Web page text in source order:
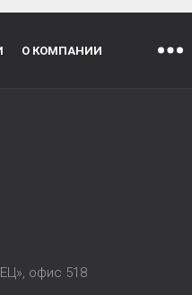
О КОМПАНИИ
офис 518